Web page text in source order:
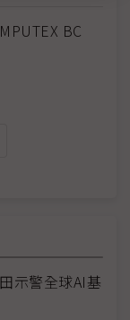
BC
示警全球AI基